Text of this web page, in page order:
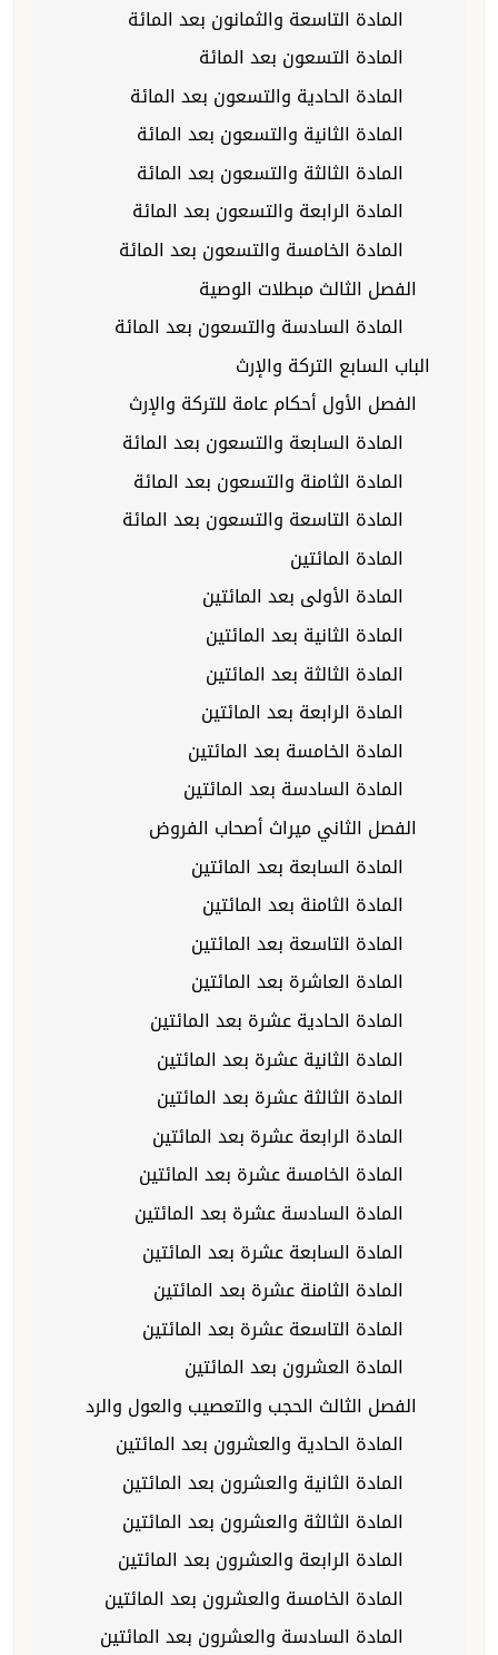
المادة التاسعة والثمانون بعد المائة
المادة التسعون بعد المائة
المادة الحادية والتسعون بعد المائة
المادة الثانية والتسعون بعد المائة
المادة الثالثة والتسعون بعد المائة
المادة الرابعة والتسعون بعد المائة
المادة الخامسة والتسعون بعد المائة
الفصل الثالث مبطلات الوصية
المادة السادسة والتسعون بعد المائة
الباب السابع التركة والإرث
الفصل الأول أحكام عامة للتركة والإرث
المادة السابعة والتسعون بعد المائة
المادة الثامنة والتسعون بعد المائة
المادة التاسعة والتسعون بعد المائة
المادة المائتين
المادة الأولى بعد المائتين
المادة الثانية بعد المائتين
المادة الثالثة بعد المائتين
المادة الرابعة بعد المائتين
المادة الخامسة بعد المائتين
المادة السادسة بعد المائتين
الفصل الثاني ميراث أصحاب الفروض
المادة السابعة بعد المائتين
المادة الثامنة بعد المائتين
المادة التاسعة بعد المائتين
المادة العاشرة بعد المائتين
المادة الحادية عشرة بعد المائتين
المادة الثانية عشرة بعد المائتين
المادة الثالثة عشرة بعد المائتين
المادة الرابعة عشرة بعد المائتين
المادة الخامسة عشرة بعد المائتين
المادة السادسة عشرة بعد المائتين
المادة السابعة عشرة بعد المائتين
المادة الثامنة عشرة بعد المائتين
المادة التاسعة عشرة بعد المائتين
المادة العشرون بعد المائتين
الفصل الثالث الحجب والتعصيب والعول والرد
المادة الحادية والعشرون بعد المائتين
المادة الثانية والعشرون بعد المائتين
المادة الثالثة والعشرون بعد المائتين
المادة الرابعة والعشرون بعد المائتين
المادة الخامسة والعشرون بعد المائتين
المادة السادسة والعشرون بعد المائتين